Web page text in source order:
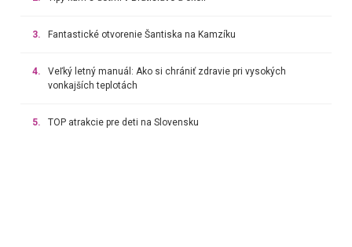
3. Fantastické otvorenie Šantiska na Kamzíku
4.
Veľký letný manuál: Ako si chrániť zdravie pri vysokých
vonkajších teplotách
5. TOP atrakcie pre deti na Slovensku